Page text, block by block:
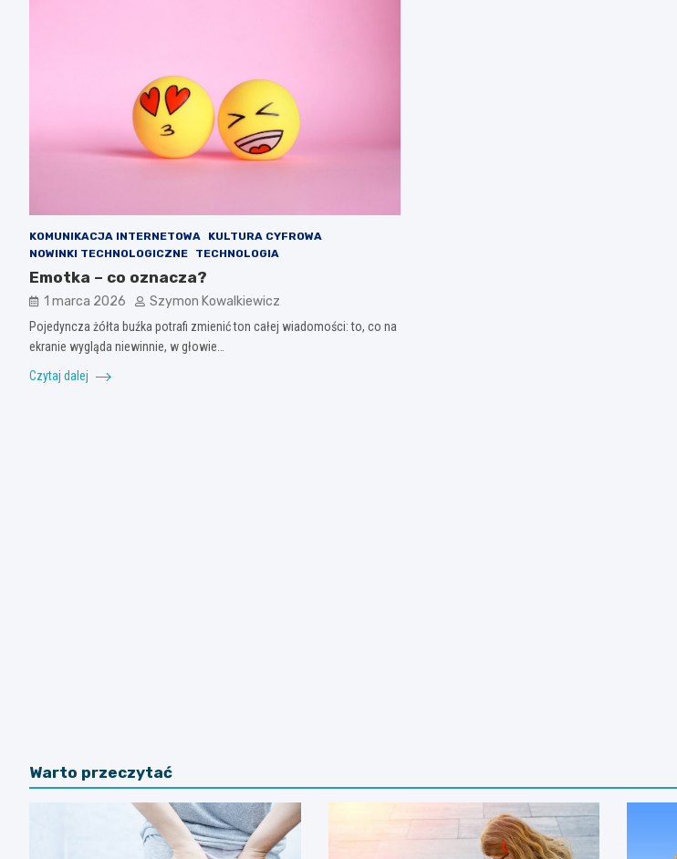
KOMUNIKACJA INTERNETOWA
KULTURA CYFROWA
NOWINKI TECHNOLOGICZNE
TECHNOLOGIA
Emotka – co oznacza?
1 marca 2026 Szymon Kowalkiewicz
Pojedyncza żółta buźka potrafi zmienić ton całej wiadomości: to, co na
ekranie wygląda niewinnie, w głowie…
Czytaj dalej
Warto przeczytać